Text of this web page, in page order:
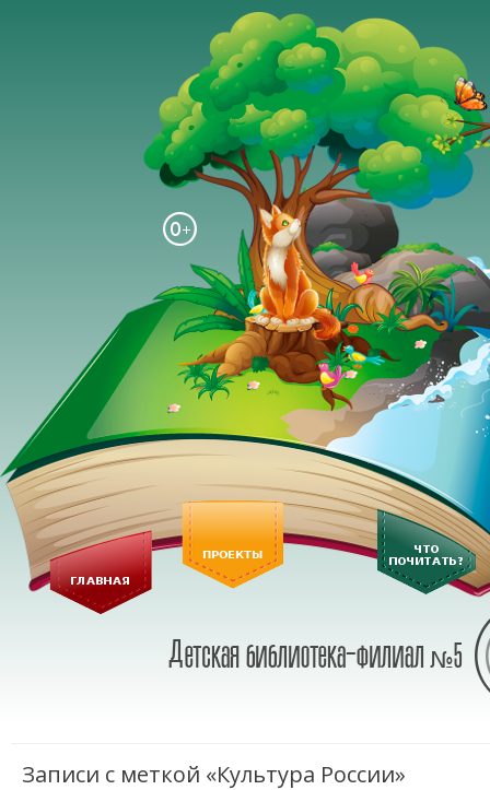
Записи с меткой «Культура России»